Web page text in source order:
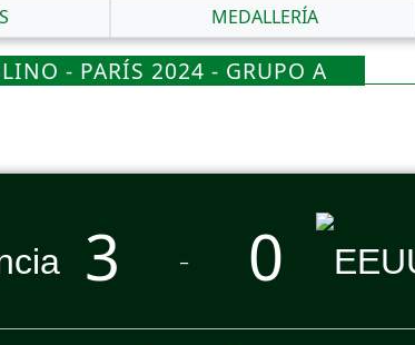
MEDALLERÍA
- PARÍS 2024 - GRUPO A
3 0